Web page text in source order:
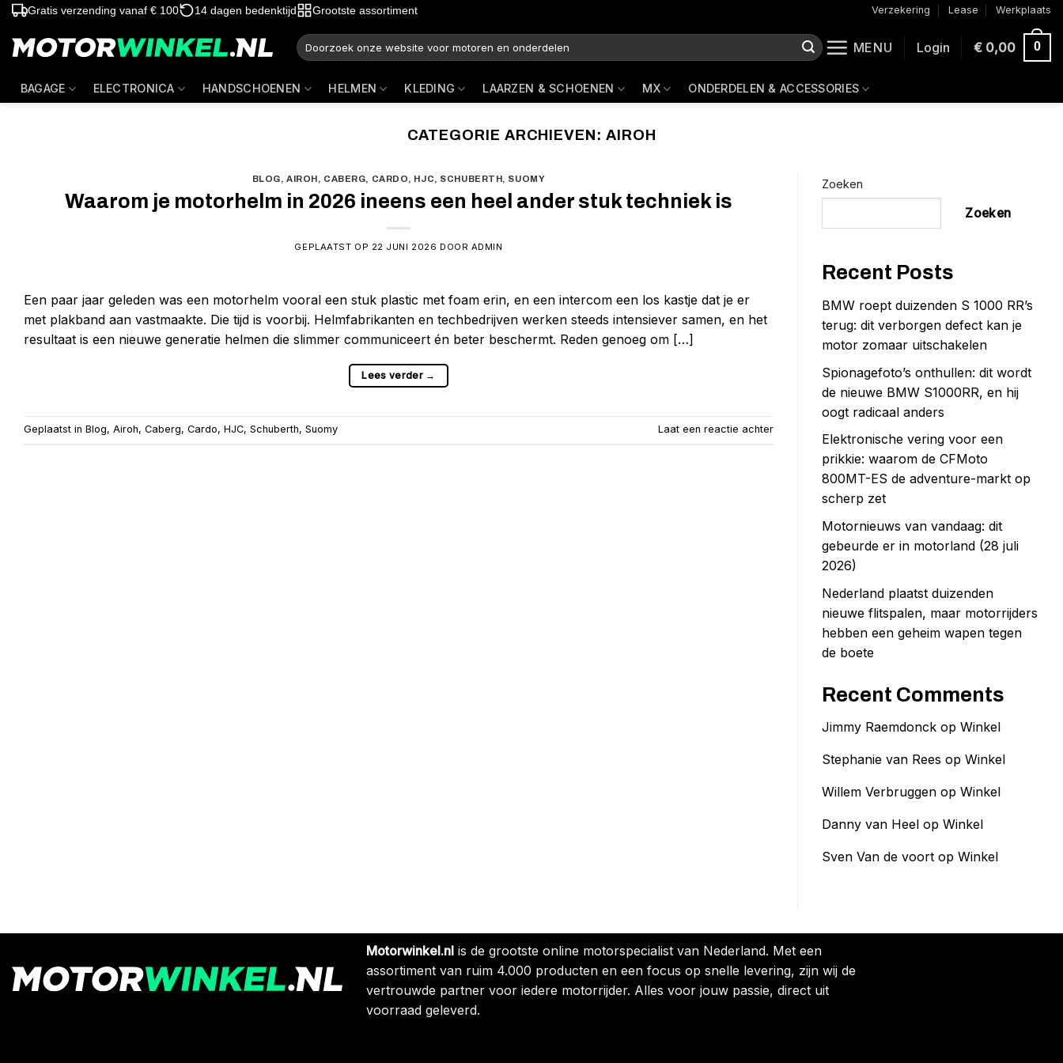
Ga
inhoud
Gratis verzending vanaf € 100 14 dagen bedenktijd Grootste assortiment Verzekering Lease Werkplaats
Zoeken
naar:
MENU Login €0,00 0
BAGAGE ELECTRONICA HANDSCHOENEN HELMEN KLEDING LAARZEN & SCHOENEN MX ONDERDELEN & ACCESSORIES
CATEGORIE ARCHIEVEN: AIROH
BLOG,AIROH, CABERG, CARDO, HJC, SCHUBERTH, SUOMY
Waarom je motorhelm in 2026 ineens een heel ander stuk techniek is
GEPLAATST OP 22 JUNI 2026 DOOR ADMIN
Een paar jaar geleden was een motorhelm vooral een stuk plastic met foam erin, en een intercom een los kastje dat je er
met plakband aan vastmaakte. Die tijd is voorbij. Helmfabrikanten en techbedrijven werken steeds intensiever samen, en het
resultaat is een nieuwe generatie helmen die slimmer communiceert én beter beschermt. Reden genoeg om […]
Lees verder →
Geplaatst in Blog, Airoh, Caberg, Cardo, HJC, Schuberth, Suomy Laat een reactie achter
Zoeken
Zoeken
Recent Posts
BMW roept duizenden S 1000 RR’s
terug: dit verborgen defect kan je
motor zomaar uitschakelen
Spionagefoto’s onthullen: dit wordt
de nieuwe BMW S1000RR, en hij
oogt radicaal anders
Elektronische vering voor een
prikkie: waarom de CFMoto
800MT-ES de adventure-markt op
scherp zet
Motornieuws van vandaag: dit
gebeurde er in motorland (28 juli
2026)
Nederland plaatst duizenden
nieuwe flitspalen, maar motorrijders
hebben een geheim wapen tegen
de boete
Recent Comments
Jimmy Raemdonck op Winkel
Stephanie van Rees op Winkel
Willem Verbruggen op Winkel
Danny van Heel op Winkel
Sven Van de voort op Winkel
Motorwinkel.nl is de grootste online motorspecialist van Nederland. Met een
assortiment van ruim 4.000 producten en een focus op snelle levering, zijn wij de
vertrouwde partner voor iedere motorrijder. Alles voor jouw passie, direct uit
voorraad geleverd.